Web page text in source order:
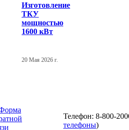
Изготовление
ТКУ
мощностью
1600 кВт
20 Мая 2026 г.
Телефон: 8-800-
телефоны)